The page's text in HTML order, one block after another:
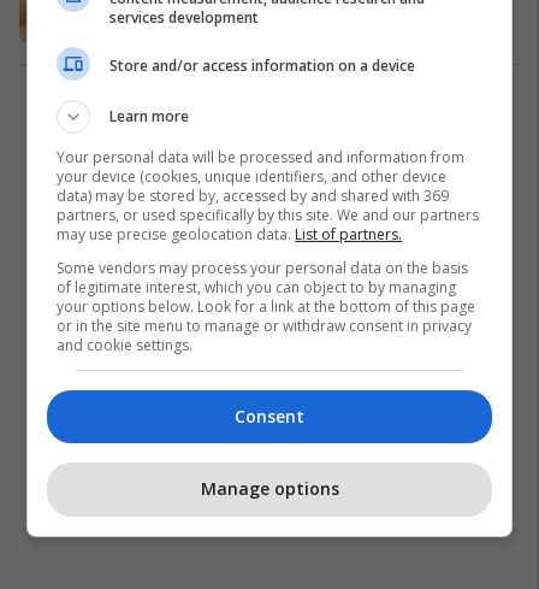
Si të… 28/09/2021
services development
Store and/or access information on a device
Learn more
Your personal data will be processed and information from
your device (cookies, unique identifiers, and other device
data) may be stored by, accessed by and shared with 369
partners, or used specifically by this site. We and our partners
may use precise geolocation data. List of partners.
Some vendors may process your personal data on the basis
of legitimate interest, which you can object to by managing
your options below. Look for a link at the bottom of this page
or in the site menu to manage or withdraw consent in privacy
and cookie settings.
Consent
Manage options